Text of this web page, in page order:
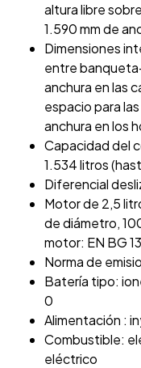
altura libre
1.590 mm de
Dimensiones
entre
anchura en las
espacio para
anchura en los
Capacidad del
1.534 litros
Diferencial
Motor de 2,5
de diámetro,
motor: EN BG
Norma de
Batería tipo:
0
Alimentación :
Combustible:
eléctrico